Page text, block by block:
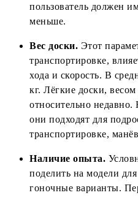
пользователь должен
меньше.
Вес доски. Этот
транспортировке,
хода и скорость. В
кг. Лёгкие доски,
относительно недавно.
они подходят для
транспортировке,
Наличие опыта.
поделить на модели
гоночные варианты.